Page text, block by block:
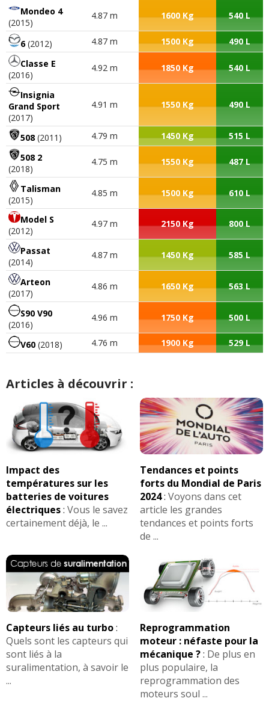
Mondeo 4
(2015)
4.87 m 1600 Kg 540 L
6(2012) 4.87 m 1500 Kg
490 L
Classe E
(2016)
4.92 m 1850 Kg 540 L
Insignia
Grand Sport
(2017)
4.91 m 1550 Kg 490 L
508 (2011) 4.79 m 1450 Kg
515 L
508 2
(2018)
4.75 m 1550 Kg 487 L
Talisman
(2015)
4.85 m 1500 Kg 610 L
Model S
(2012)
4.97 m 2150 Kg 800 L
Passat
(2014)
4.87 m 1450 Kg 585 L
Arteon
(2017)
4.86 m 1650 Kg 563 L
S90 V90
(2016)
4.96 m 1750 Kg 500 L
V60 (2018) 4.76 m 1900 Kg 529 L
Articles à découvrir :
Impact des
températures sur les
batteries de voitures
électriques: Vous le savez
certainement déjà, le ...
Tendances et points
forts du Mondial de Paris
2024: Voyons dans cet
article les grandes
tendances et points forts
de ...
Capteurs liés au turbo:
Quels sont les capteurs qui
sont liés à la
suralimentation, à savoir le
...
Reprogrammation
moteur : néfaste pour la
mécanique ?: De plus en
plus populaire, la
reprogrammation des
moteurs soul ...